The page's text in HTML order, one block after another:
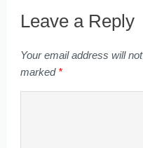
Leave a Reply
Your email address will
marked *